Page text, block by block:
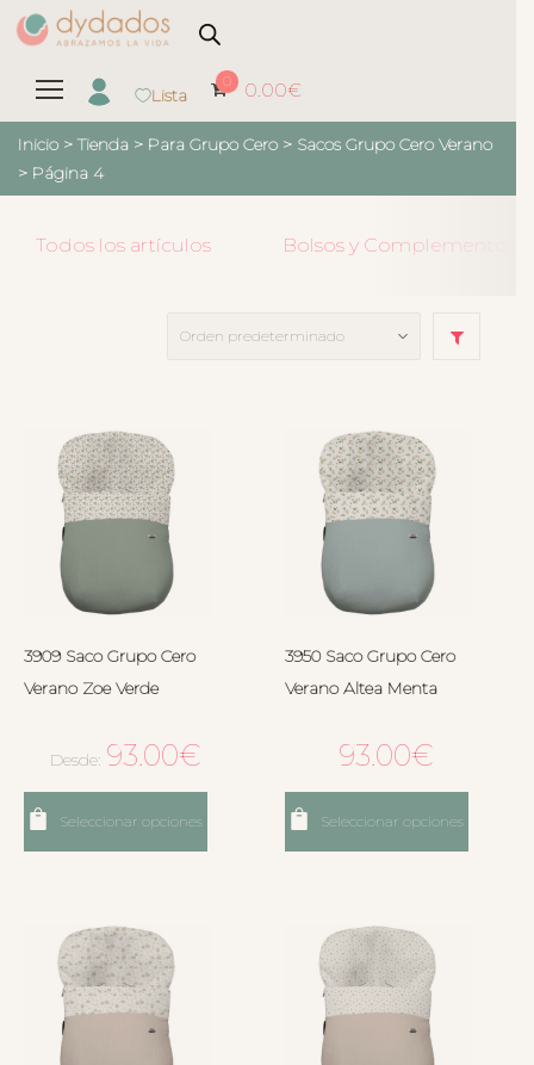
Lista
0 0.00€
Inicio > Tienda > Para Grupo Cero > Sacos Grupo Cero Verano
> Página 4
Todos los artículos Bolsos y Complementos
3909 Saco Grupo Cero
Verano Zoe Verde
Desde: 93.00€
Seleccionar opciones
3950 Saco Grupo Cero
Verano Altea Menta
93.00€
Seleccionar opciones